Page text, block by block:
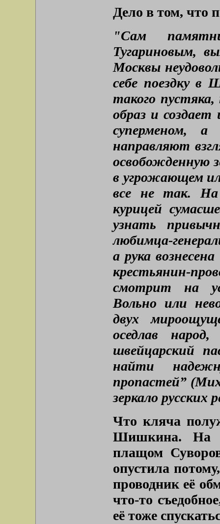
Дело в том, что
"Сам
Тугариновым,
Москвы
себе поездку в
такого
образ и
суперменом,
направляют
освобожденную
в угрожающем
все не так. На
курицей
узнать
любимца-
а рука
крестьянин-
смотрит на
Вольно или
двух
оседлав
швейцарский
найти
пропастей”
зеркало русских
Что кляча
Шишкина. На
плащом
опустила
проводник её
что-то
её тоже